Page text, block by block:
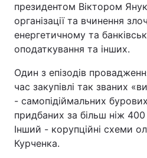
президентом Віктором
організації та вчинення
енергетичному та
оподаткування та інших.
Один з епізодів
час закупівлі так званих
- самопідіймальних
придбаних за більш ніж 400
Інший - корупційні схеми
Курченка.